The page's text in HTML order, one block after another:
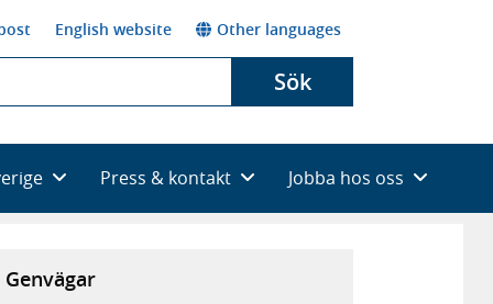
English website Other languages
Sök
Press & kontakt Jobba hos oss
Genvägar